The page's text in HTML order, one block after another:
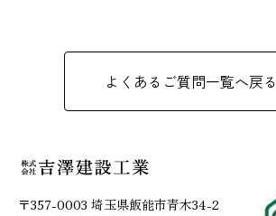
よくあるご質問一覧へ戻る
〒357-0003 埼玉県飯能市青木34-2